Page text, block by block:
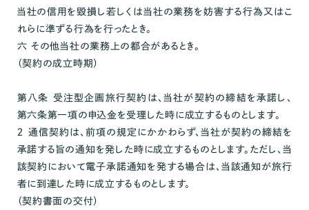
当社の信用を毀損し若しくは当社の業務を妨害する行為又はこ
れらに準ずる行為を行ったとき。
六 その他当社の業務上の都合があるとき。
（契約の成立時期）
第八条 受注型企画旅行契約は、当社が契約の締結を承諾し、
第六条第一項の申込金を受理した時に成立するものとします。
２ 通信契約は、前項の規定にかかわらず、当社が契約の締結を
承諾する旨の通知を発した時に成立するものとします。ただし、当
該契約において電子承諾通知を発する場合は、当該通知が旅行
者に到達した時に成立するものとします。
（契約書面の交付）